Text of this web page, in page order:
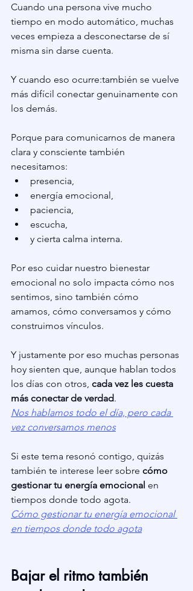
Cuando una persona vive mucho
tiempo en modo automático, muchas
veces empieza a desconectarse de sí
misma sin darse cuenta.
Y cuando eso ocurre:también se vuelve
más difícil conectar genuinamente con
los demás.
Porque para comunicarnos de manera
clara y consciente también
necesitamos:
presencia,
energía emocional,
paciencia,
escucha,
y cierta calma interna.
Por eso cuidar nuestro bienestar
emocional no solo impacta cómo nos
sentimos, sino también cómo
amamos, cómo conversamos y cómo
construimos vínculos.
Y justamente por eso muchas personas
hoy sienten que, aunque hablan todos
los días con otros, cada vez les cuesta
más conectar de verdad.
Nos hablamos todo el día, pero cada
vez conversamos menos
Si este tema resonó contigo, quizás
también te interese leer sobre cómo
gestionar tu energía emocional en
tiempos donde todo agota.
Cómo gestionar tu energía emocional
en tiempos donde todo agota
Bajar el ritmo también